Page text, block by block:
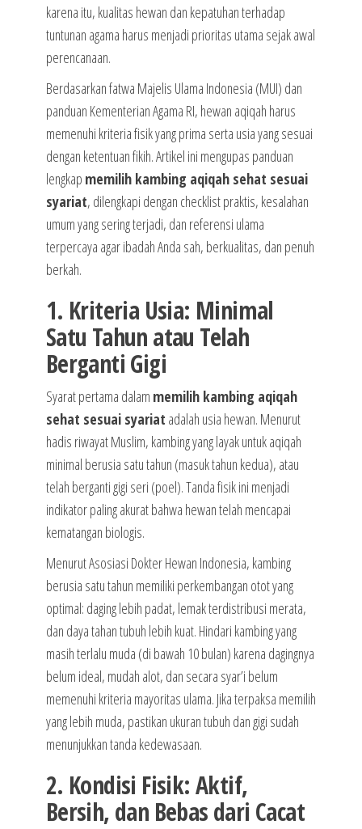
karena itu, kualitas hewan dan kepatuhan terhadap
tuntunan agama harus menjadi prioritas utama sejak awal
perencanaan.
Berdasarkan fatwa Majelis Ulama Indonesia (MUI) dan
panduan Kementerian Agama RI, hewan aqiqah harus
memenuhi kriteria fisik yang prima serta usia yang sesuai
dengan ketentuan fikih. Artikel ini mengupas panduan
lengkap memilih kambing aqiqah sehat sesuai
syariat, dilengkapi dengan checklist praktis, kesalahan
umum yang sering terjadi, dan referensi ulama
terpercaya agar ibadah Anda sah, berkualitas, dan penuh
berkah.
1. Kriteria Usia: Minimal
Satu Tahun atau Telah
Berganti Gigi
Syarat pertama dalam memilih kambing aqiqah
sehat sesuai syariat adalah usia hewan. Menurut
hadis riwayat Muslim, kambing yang layak untuk aqiqah
minimal berusia satu tahun (masuk tahun kedua), atau
telah berganti gigi seri (poel). Tanda fisik ini menjadi
indikator paling akurat bahwa hewan telah mencapai
kematangan biologis.
Menurut Asosiasi Dokter Hewan Indonesia, kambing
berusia satu tahun memiliki perkembangan otot yang
optimal: daging lebih padat, lemak terdistribusi merata,
dan daya tahan tubuh lebih kuat. Hindari kambing yang
masih terlalu muda (di bawah 10 bulan) karena dagingnya
belum ideal, mudah alot, dan secara syar’i belum
memenuhi kriteria mayoritas ulama. Jika terpaksa memilih
yang lebih muda, pastikan ukuran tubuh dan gigi sudah
menunjukkan tanda kedewasaan.
2. Kondisi Fisik: Aktif,
Bersih, dan Bebas dari Cacat